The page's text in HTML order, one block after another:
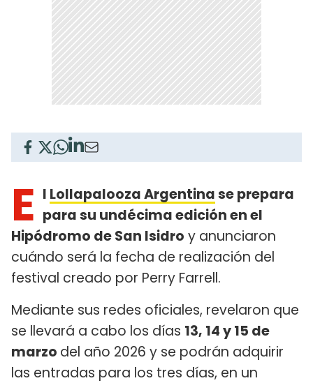
E l Lollapalooza Argentinase prepara
para su undécima edición en el
Hipódromo de San Isidro y anunciaron
cuándo será la fecha de realización del
festival creado por Perry Farrell.
Mediante sus redes oficiales, revelaron que
se llevará a cabo los días 13, 14 y 15 de
marzo del año 2026 y se podrán adquirir
las entradas para los tres días, en un